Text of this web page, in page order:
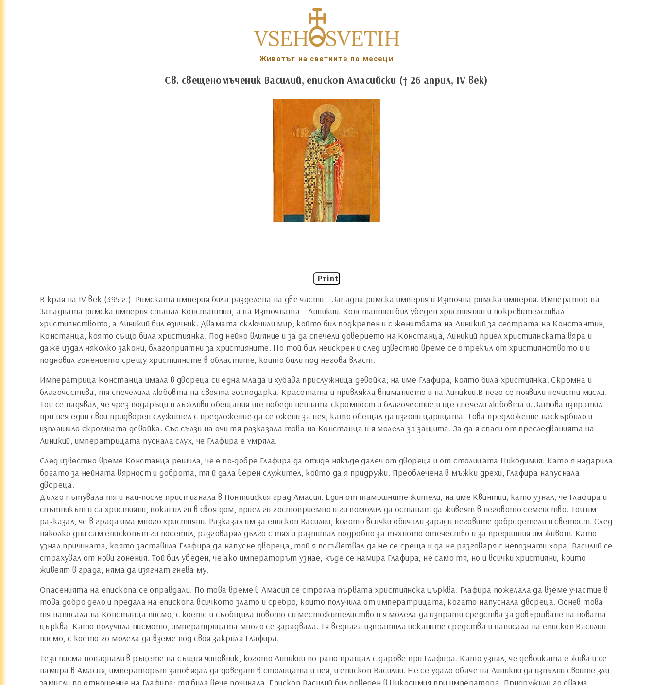
Животът на светиите по месеци
Св. свещеномъченик Василий, епископ Амасийски († 26 април, IV век)
Print
В края на ІV век (395 г.) Римската империя била разделена на две части – Западна римска империя и Източна римска империя. Император на
Западната римска империя станал Константин, а на Източната – Линикий. Константин бил убеден християнин и покровителствал
християнството, а Линикий бил езичник. Двамата сключили мир, който бил подкрепен и с женитбата на Линикий за сестрата на Константин,
Констанца, която също била християнка. Под нейно влияние и за да спечели доверието на Констанца, Линикий приел християнската вяра и
даже издал няколко закони, благоприятни за християните. Но той бил неискрен и след известно време се отрекъл от християнството и и
подновил гонението срещу християните в областите, които били под негова власт.
Императрица Констанца имала в двореца си една млада и хубава прислужница девойка, на име Глафира, която била християнка. Скромна и
благочестива, тя спечелила любовта на своята господарка. Красотата й привлякла вниманието и на Линикий.В него се появили нечисти мисли.
Той се надявал, че чрез подаръци и лъжливи обещания ще победи нейната скромност и благочестие и ще спечели любовта й. Затова изпратил
при нея един свой придворен служител с предложение да се ожени за нея, като обещал да изгони царицата. Това предложение наскърбило и
изплашило скромната девойка. Със сълзи на очи тя разказала това на Констанца и я молела за защита. За да я спаси от преследванията на
Линикий, императрицата пуснала слух, че Глафира е умряла.
След известно време Констанца решила, че е по-добре Глафира да отиде някъде далеч от двореца и от столицата Никодимия. Като я надарила
богато за нейната вярност и доброта, тя й дала верен служител, който да я придружи. Преоблечена в мъжки дрехи, Глафира напуснала
двореца.
Дълго пътувала тя и най-после пристигнала в Понтийския град Амасия. Един от тамошните жители, на име Квинтий, като узнал, че Глафира и
спътникът й са християни, поканил ги в своя дом, приел ги гостоприемно и ги помолил да останат да живеят в неговото семейство. Той им
разказал, че в града има много християни. Разказал им за епископ Василий, когото всички обичали заради неговите добродетели и светост. След
няколко дни сам епископът ги посетил, разговарял дълго с тях и разпитал подробно за тяхното отечество и за предишния им живот. Като
узнал причината, която заставила Глафира да напусне двореца, той я посъветвал да не се среща и да не разговаря с непознати хора. Василий се
страхувал от нови гонения. Той бил убеден, че ако императорът узнае, къде се намира Глафира, не само тя, но и всички християни, които
живеят в града, няма да изягнат гнева му.
Опасенията на епископа се оправдали. По това време в Амасия се строяла първата християнска църква. Глафира пожелала да вземе участие в
това добро дело и предала на епископа всичкото злато и сребро, които получила от императрицата, когато напуснала двореца. Оснев това
тя написала на Констанца писмо, с което й съобщила новото си местожителиство и я молела да изпрати средства за довършване на новата
църква. Като получила писмото, императрицата много се зарадвала. Тя веднага изпратила исканите средства и написала на епископ Василий
писмо, с което го молела да вземе под своя закрила Глафира.
Тези писма попаднали в ръцете на същия чиновник, когото Линикий по-рано пращал с дарове при Глафира. Като узнал, че девойката е жива и се
намира в Амасия, императорът заповядал да доведат в столицата и нея, и епископ Василий. Не се удало обаче на Линикий да изпълни своите зли
замисли по отношение на Глафира: тя била вече починала. Епископ Василий бил доведен в Никодимия при императора. Придружили го двама